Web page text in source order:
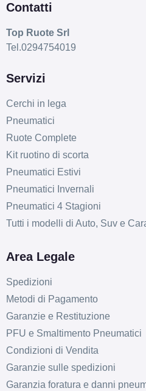
Contatti
Top Ruote Srl
Tel.0294754019
Servizi
Cerchi in lega
Pneumatici
Ruote Complete
Kit ruotino di scorta
Pneumatici Estivi
Pneumatici Invernali
Pneumatici 4 Stagioni
Tutti i modelli di Auto, Suv e
Area Legale
Spedizioni
Metodi di Pagamento
Garanzie e Restituzione
PFU e Smaltimento Pneumatici
Condizioni di Vendita
Garanzie sulle spedizioni
Garanzia foratura e danni